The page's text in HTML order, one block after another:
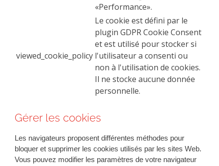
«Performance».
viewed_cookie_policy
Le cookie est défini par le
plugin GDPR Cookie Consent
et est utilisé pour stocker si
l'utilisateur a consenti ou
non à l'utilisation de cookies.
Il ne stocke aucune donnée
personnelle.
Gérer les cookies
Les navigateurs proposent différentes méthodes pour
bloquer et supprimer les cookies utilisés par les sites Web.
Vous pouvez modifier les paramètres de votre navigateur